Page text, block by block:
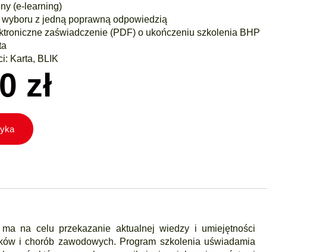
(e-learning)
wyboru z jedną poprawną odpowiedzią
zaświadczenie (PDF) o ukończeniu szkolenia BHP
Karta, BLIK
zł
na celu przekazanie aktualnej wiedzy i umiejętności
i chorób zawodowych. Program szkolenia uświadamia